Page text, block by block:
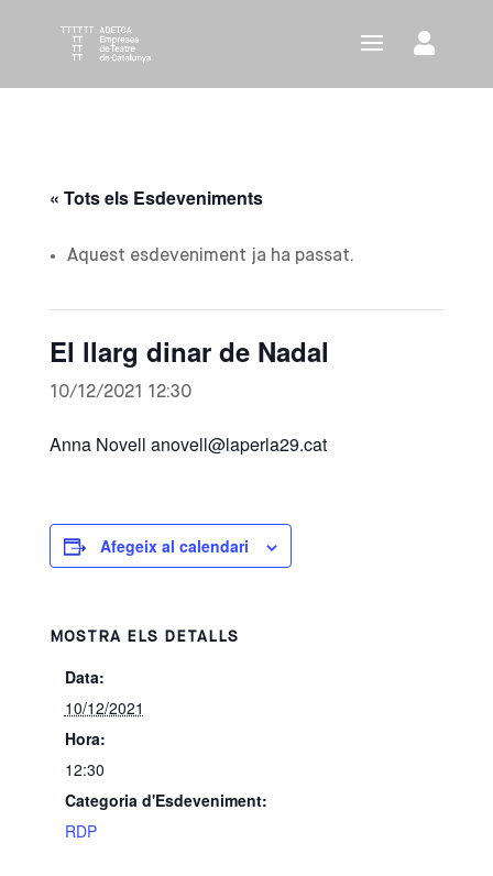
« Tots els Esdeveniments
Aquest esdeveniment ja ha passat.
El llarg dinar de Nadal
10/12/2021 12:30
Anna Novell anovell@laperla29.cat
Afegeix al calendari
MOSTRA ELS DETALLS
Data:
10/12/2021
Hora:
12:30
Categoria d'Esdeveniment:
RDP